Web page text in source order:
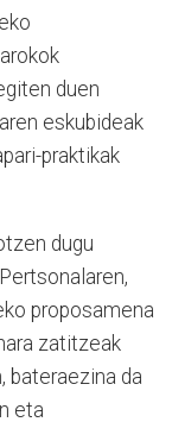
duen
eskubideak
praktikak
dugu
proposamena
zatitzeak
bateraezina da
eta